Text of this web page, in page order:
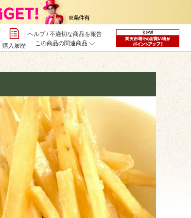
購入履歴
ヘルプ/不適切な商品を報告
この商品の関連商品